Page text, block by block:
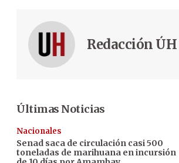
Redacción ÚH
Últimas Noticias
Nacionales
Senad saca de circulación casi 500
toneladas de marihuana en incursión